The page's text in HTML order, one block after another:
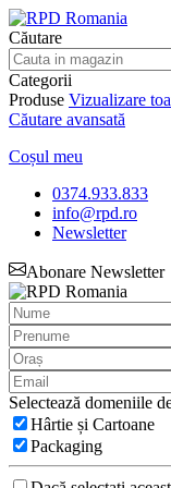
Căutare
Categorii
Produse Vizualizare
Căutare avansată
Coșul meu
0374.933.833
info@rpd.ro
Newsletter
Abonare Newsletter
Selectează domeniile
Hârtie și Cartoane
Packaging